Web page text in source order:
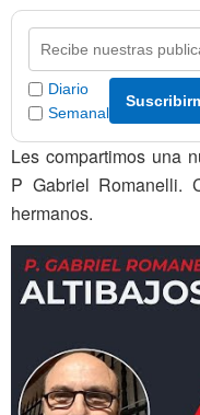
Diario
Semanal
Les compartimos una
P Gabriel Romanelli.
hermanos.